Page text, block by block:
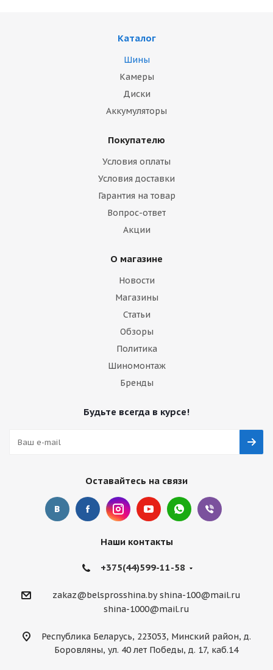
Каталог
Шины
Камеры
Диски
Аккумуляторы
Покупателю
Условия оплаты
Условия доставки
Гарантия на товар
Вопрос-ответ
Акции
О магазине
Новости
Магазины
Статьи
Обзоры
Политика
Шиномонтаж
Бренды
Будьте всегда в курсе!
Оставайтесь на связи
Наши контакты
+375(44)599-11-58
zakaz@belsprosshina.by shina-100@mail.ru
shina-1000@mail.ru
Республика Беларусь, 223053, Минский район, д.
Боровляны, ул. 40 лет Победы, д. 17, каб.14